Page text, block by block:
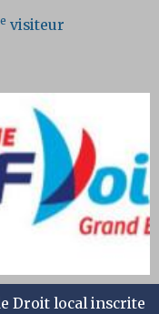
visiteur
Droit local inscrite